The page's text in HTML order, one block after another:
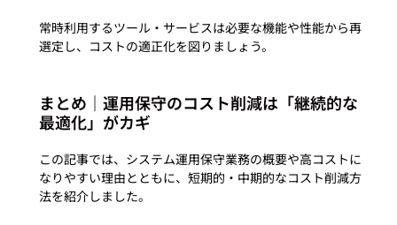
常時利用するツール・サービスは必要な機能や性能から再
まとめ｜運用保守のコスト削減は「継続的な
最適化」がカギ
この記事では、システム運用保守業務の概要や高コストに
なりやすい理由とともに、短期的・中期的なコスト削減方
法を紹介しました。